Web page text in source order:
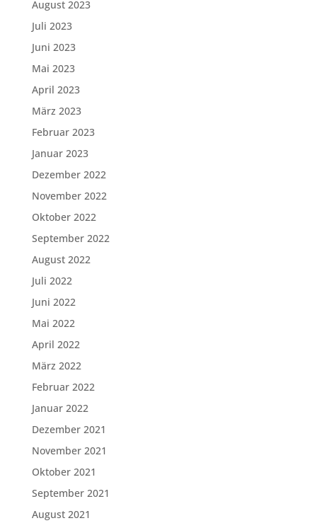
August 2023
Juli 2023
Juni 2023
Mai 2023
April 2023
März 2023
Februar 2023
Januar 2023
Dezember 2022
November 2022
Oktober 2022
September 2022
August 2022
Juli 2022
Juni 2022
Mai 2022
April 2022
März 2022
Februar 2022
Januar 2022
Dezember 2021
November 2021
Oktober 2021
September 2021
August 2021